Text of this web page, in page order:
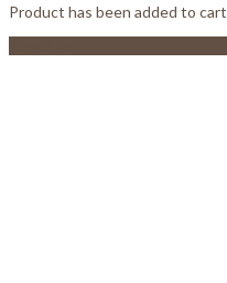
Product has been added to cart